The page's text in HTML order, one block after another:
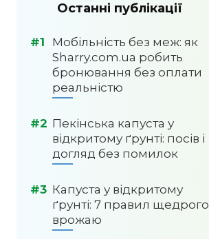
Останні публікації
Мобільність без меж: як
Sharry.com.ua робить
бронювання без оплати
реальністю
Пекінська капуста у
відкритому ґрунті: посів і
догляд без помилок
Капуста у відкритому
ґрунті: 7 правил щедрого
врожаю